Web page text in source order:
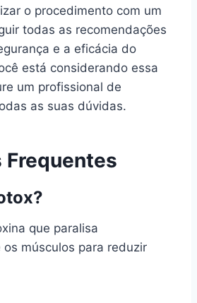
o procedimento com um
todas as recomendações
e a eficácia do
está considerando essa
um profissional de
as suas dúvidas.
Frequentes
que paralisa
músculos para reduzir